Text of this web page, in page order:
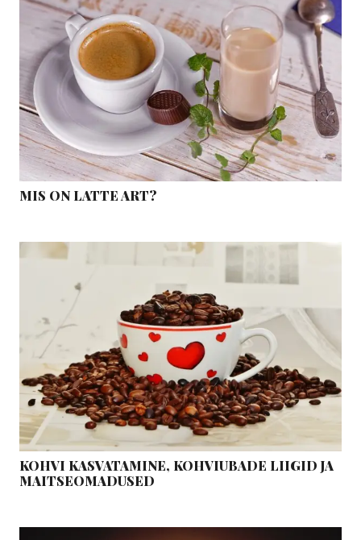
MIS ON LATTE ART?
KOHVI KASVATAMINE, KOHVIUBADE LIIGID JA
MAITSEOMADUSED